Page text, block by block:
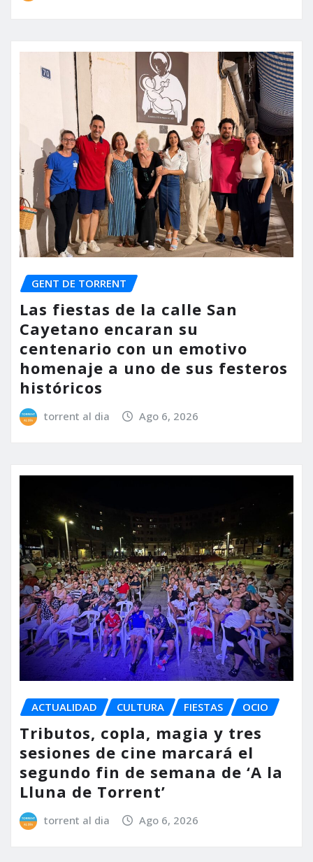
GENT DE TORRENT
Las fiestas de la calle San
Cayetano encaran su
centenario con un emotivo
homenaje a uno de sus festeros
históricos
torrent al dia Ago 6, 2026
ACTUALIDAD CULTURA FIESTAS OCIO
Tributos, copla, magia y tres
sesiones de cine marcará el
segundo fin de semana de ‘A la
Lluna de Torrent’
torrent al dia Ago 6, 2026